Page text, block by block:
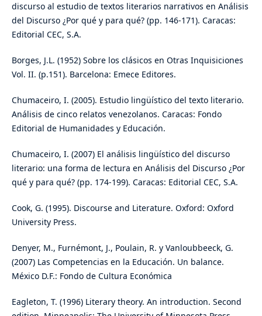
discurso al estudio de textos literarios narrativos en Análisis
del Discurso ¿Por qué y para qué? (pp. 146-171). Caracas:
Editorial CEC, S.A.
Borges, J.L. (1952) Sobre los clásicos en Otras Inquisiciones
Vol. II. (p.151). Barcelona: Emece Editores.
Chumaceiro, I. (2005). Estudio lingüístico del texto literario.
Análisis de cinco relatos venezolanos. Caracas: Fondo
Editorial de Humanidades y Educación.
Chumaceiro, I. (2007) El análisis lingüístico del discurso
literario: una forma de lectura en Análisis del Discurso ¿Por
qué y para qué? (pp. 174-199). Caracas: Editorial CEC, S.A.
Cook, G. (1995). Discourse and Literature. Oxford: Oxford
University Press.
Denyer, M., Furnémont, J., Poulain, R. y Vanloubbeeck, G.
(2007) Las Competencias en la Educación. Un balance.
México D.F.: Fondo de Cultura Económica
Eagleton, T. (1996) Literary theory. An introduction. Second